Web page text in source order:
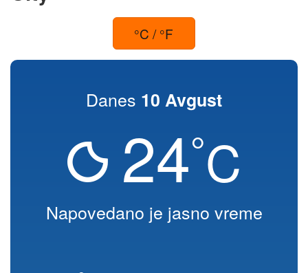
°C / °F
Danes 10 Avgust
24°C
Napovedano je jasno vreme